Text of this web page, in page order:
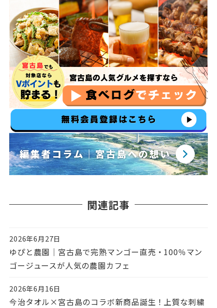
関連記事
投稿日
2026年6月27日
ゆぴと農園｜宮古島で完熟マンゴー直売・100％マン
ゴージュースが人気の農園カフェ
投稿日
2026年6月16日
今治タオル×宮古島のコラボ新商品誕生！上質な刺繍